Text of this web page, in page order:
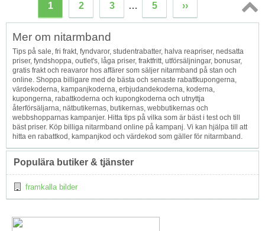
1 2 3 … 5 ››
Topp
Mer om nitarmband
Tips på sale, fri frakt, fyndvaror, studentrabatter, halva reapriser, nedsatta
priser, fyndshoppa, outlet's, låga priser, fraktfritt, utförsäljningar, bonusar,
gratis frakt och reavaror hos affärer som säljer nitarmband på stan och
online. Shoppa billigare med de bästa och senaste rabattkupongerna,
värdekoderna, kampanjkoderna, erbjudandekoderna, koderna,
kupongerna, rabattkoderna och kupongkoderna och utnyttja
återförsäljarna, nätbutikernas, butikernas, webbutikernas och
webbshopparnas kampanjer. Hitta tips på vilka som är bäst i test och till
bäst priser. Köp billiga nitarmband online på kampanj. Vi kan hjälpa till att
hitta en rabattkod, kampanjkod och värdekod som gäller för nitarmband.
Populära butiker & tjänster
framkalla bilder